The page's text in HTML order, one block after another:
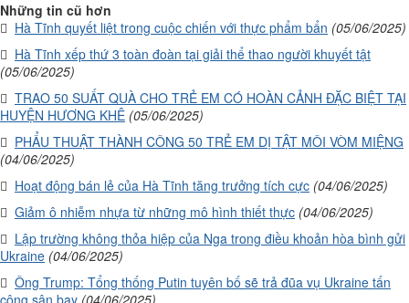
Những tin cũ hơn
Hà Tĩnh quyết liệt trong cuộc chiến với thực phẩm bẩn (05/06/2025)
Hà Tĩnh xếp thứ 3 toàn đoàn tại giải thể thao người khuyết tật
(05/06/2025)
TRAO 50 SUẤT QUÀ CHO TRẺ EM CÓ HOÀN CẢNH ĐẶC BIỆT TẠI
HUYỆN HƯƠNG KHÊ (05/06/2025)
PHẨU THUẬT THÀNH CÔNG 50 TRẺ EM DỊ TẬT MÔI VÒM MIỆNG
(04/06/2025)
Hoạt động bán lẻ của Hà Tĩnh tăng trưởng tích cực (04/06/2025)
Giảm ô nhiễm nhựa từ những mô hình thiết thực (04/06/2025)
Lập trường không thỏa hiệp của Nga trong điều khoản hòa bình gửi
Ukraine (04/06/2025)
Ông Trump: Tổng thống Putin tuyên bố sẽ trả đũa vụ Ukraine tấn